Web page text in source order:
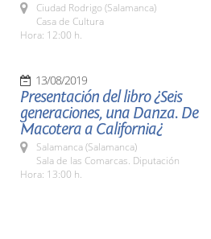
Ciudad Rodrigo (Salamanca)
Casa de Cultura
Hora: 12:00 h.
13/08/2019
Presentación del libro ¿Seis
generaciones, una Danza. De
Macotera a California¿
Salamanca (Salamanca)
Sala de las Comarcas. Diputación
Hora: 13:00 h.